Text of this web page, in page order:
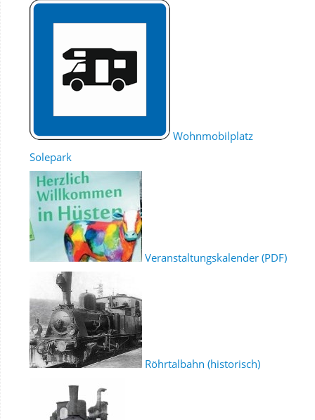
Wohnmobilplatz
Solepark
Veranstaltungskalender (PDF)
Röhrtalbahn (historisch)